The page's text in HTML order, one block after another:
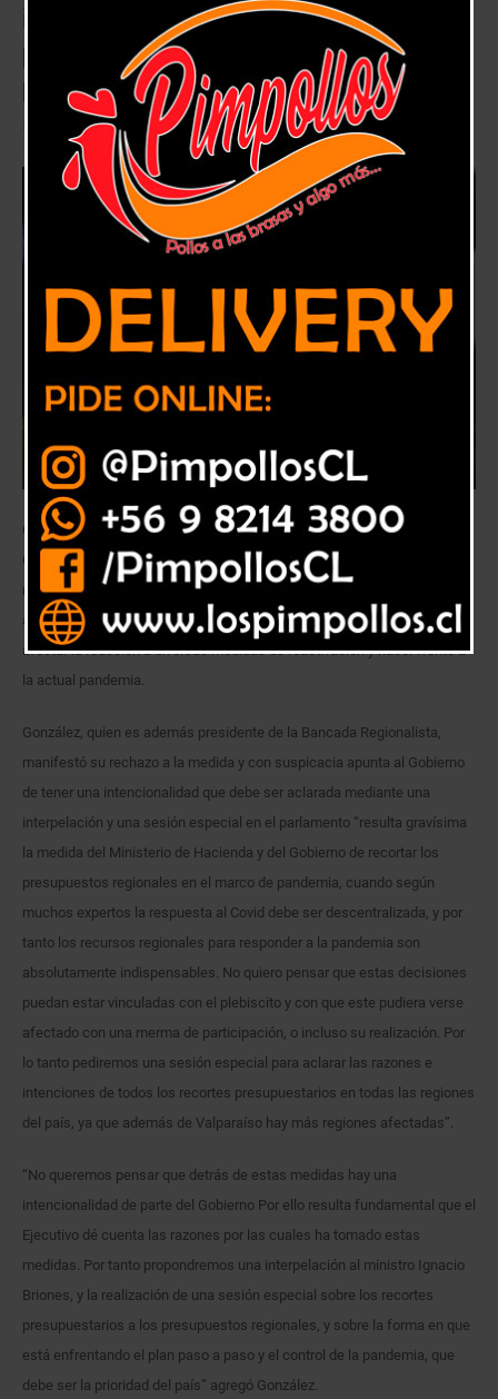
interpelar a Ministro de Hacienda
por importantes recortes
presupuestarios a las regiones
21 agosto, 2020 Nacional
Con molestia e indignación reaccionó el diputado y Vicepresidente de la
Cámara, Rodrigo González, luego de conocerse un recorte de $6.266
millones en el presupuesto para la Región de Valparaíso, lo que
afectaría seriamente la concreción de una serie de proyectos, junto con
afectar la reacción a diversas medidas de reactivación y hacer frente a
la actual pandemia.
González, quien es además presidente de la Bancada Regionalista,
manifestó su rechazo a la medida y con suspicacia apunta al Gobierno
de tener una intencionalidad que debe ser aclarada mediante una
interpelación y una sesión especial en el parlamento “resulta gravísima
la medida del Ministerio de Hacienda y del Gobierno de recortar los
presupuestos regionales en el marco de pandemia, cuando según
muchos expertos la respuesta al Covid debe ser descentralizada, y por
tanto los recursos regionales para responder a la pandemia son
absolutamente indispensables. No quiero pensar que estas decisiones
puedan estar vinculadas con el plebiscito y con que este pudiera verse
afectado con una merma de participación, o incluso su realización. Por
lo tanto pediremos una sesión especial para aclarar las razones e
intenciones de todos los recortes presupuestarios en todas las regiones
del país, ya que además de Valparaíso hay más regiones afectadas”.
“No queremos pensar que detrás de estas medidas hay una
intencionalidad de parte del Gobierno Por ello resulta fundamental que el
Ejecutivo dé cuenta las razones por las cuales ha tomado estas
medidas. Por tanto propondremos una interpelación al ministro Ignacio
Briones, y la realización de una sesión especial sobre los recortes
presupuestarios a los presupuestos regionales, y sobre la forma en que
está enfrentando el plan paso a paso y el control de la pandemia, que
debe ser la prioridad del país” agregó González.